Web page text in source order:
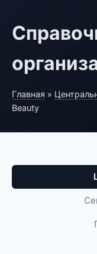
Главная »
Beauty